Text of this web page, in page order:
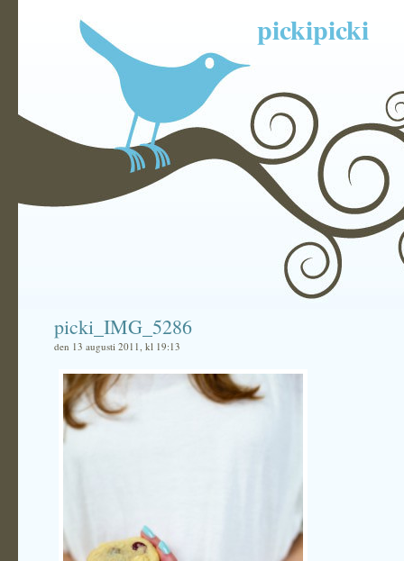
pickipicki
picki_IMG_5286
den 13 augusti 2011, kl 19:13